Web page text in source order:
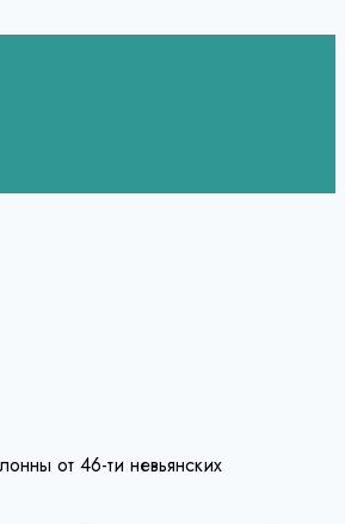
от 46-ти невьянских